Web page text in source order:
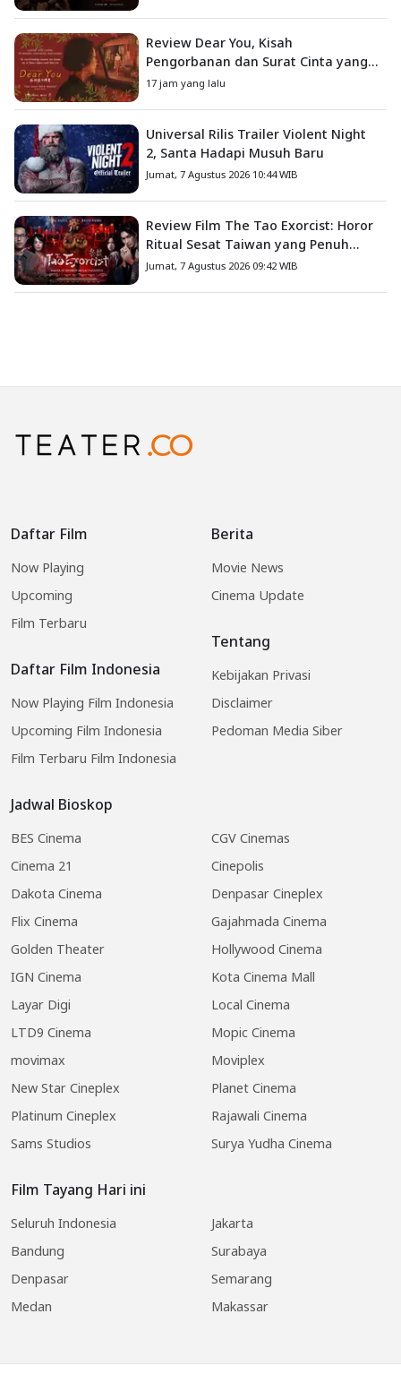
Review Dear You, Kisah
Pengorbanan dan Surat Cinta yang
Menyentuh Hati
17 jam yang lalu
Universal Rilis Trailer Violent Night
2, Santa Hadapi Musuh Baru
Jumat, 7 Agustus 2026 10:44 WIB
Review Film The Tao Exorcist: Horor
Ritual Sesat Taiwan yang Penuh
Misteri dan Teror Psikologis
Jumat, 7 Agustus 2026 09:42 WIB
Daftar Film
Now Playing
Upcoming
Film Terbaru
Daftar Film Indonesia
Now Playing Film Indonesia
Upcoming Film Indonesia
Film Terbaru Film Indonesia
Jadwal Bioskop
BES Cinema
CGV Cinemas
Cinema 21
Cinepolis
Dakota Cinema
Denpasar Cineplex
Flix Cinema
Gajahmada Cinema
Golden Theater
Hollywood Cinema
IGN Cinema
Kota Cinema Mall
Layar Digi
Local Cinema
LTD9 Cinema
Mopic Cinema
movimax
Moviplex
New Star Cineplex
Planet Cinema
Platinum Cineplex
Rajawali Cinema
Sams Studios
Surya Yudha Cinema
Film Tayang Hari ini
Seluruh Indonesia
Jakarta
Bandung
Surabaya
Denpasar
Semarang
Medan
Makassar
Berita
Movie News
Cinema Update
Tentang
Kebijakan Privasi
Disclaimer
Pedoman Media Siber